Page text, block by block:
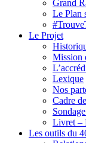
Grand
Le Plan
Le Projet
Mission
Lexique
Nos
Cadre
Livret –
Les outils du